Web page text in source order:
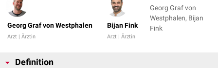
Georg Graf von Westphalen
Arzt | Ärztin
Bijan Fink
Arzt | Ärztin
Georg Graf von
Westphalen, Bijan
Fink
Definition